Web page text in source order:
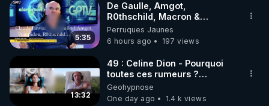
5:35
De Gaulle, Amgot,
R0thschild, Macron &
Pompidou… Macron Claude
Janvier, GPTV, 18 X 2024
Perruques Jaunes
6 hours ago
197 views
13:32
49 : Celine Dion - Pourquoi
toutes ces rumeurs ?
Enquête sous hypnose
Geohypnose
One day ago
1.4 k views